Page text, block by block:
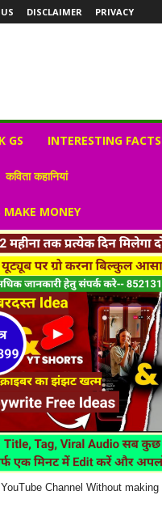
DISCLAIMER PRIVACY
GS INTERESTING FACTS
कविता कहानियां
MONEY
Channel Without making